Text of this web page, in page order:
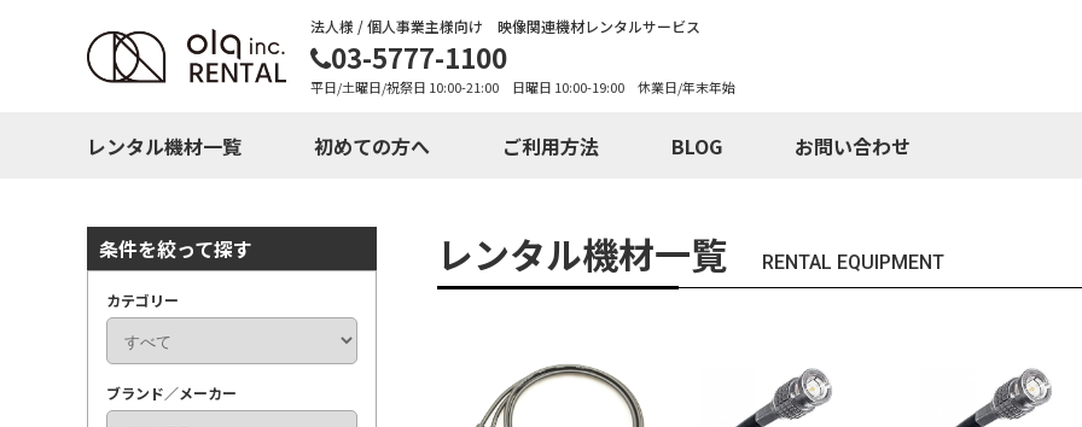
法人様 / 個人事業主様向け 映像関連機材レンタルサービス
03-5777-1100
平日/土曜日/祝祭日 10:00-21:00 日曜日 10:00-19:00 休業日/年末年始
レンタル機材一覧 初めての方へ ご利用方法 BLOG お問い合わせ
レンタル機材一覧 RENTAL EQUIPMENT
条件を絞って探す
カテゴリー
ブランド／メーカー